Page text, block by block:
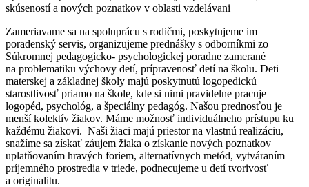
skúseností a nových poznatkov v oblasti vzdelávani
Zameriavame sa na spoluprácu s rodičmi, poskytujeme im
poradenský servis, organizujeme prednášky s odborníkmi zo
Súkromnej pedagogicko- psychologickej poradne zamerané
na problematiku výchovy detí, prípravenosť detí na školu. Deti
materskej a základnej školy majú poskytnutú logopedickú
starostlivosť priamo na škole, kde si nimi pravidelne pracuje
logopéd, psychológ, a špeciálny pedagóg. Našou prednosťou je
menší kolektív žiakov. Máme možnosť individuálneho prístupu ku
každému žiakovi. Naši žiaci majú priestor na vlastnú realizáciu,
snažíme sa získať záujem žiaka o získanie nových poznatkov
uplatňovaním hravých foriem, alternatívnych metód, vytváraním
príjemného prostredia v triede, podnecujeme u detí tvorivosť
a originalitu.